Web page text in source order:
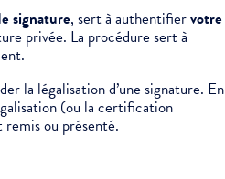
signature, sert à authentifiervotre
privée. La procédure sert à
la légalisation d’une signature. En
(ou la certification
remis ou présenté.